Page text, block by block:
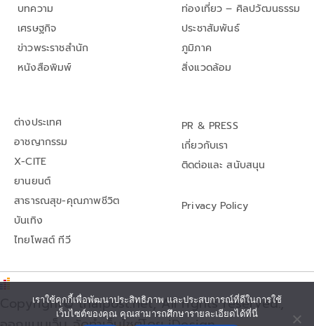
บทความ
เศรษฐกิจ
ข่าวพระราชสำนัก
หนังสือพิมพ์
ท่องเที่ยว – ศิลปวัฒนธรรม
ประชาสัมพันธ์
ภูมิภาค
สิ่งแวดล้อม
ต่างประเทศ
อาชญากรรม
X-CITE
ยานยนต์
สาธารณสุข-คุณภาพชีวิต
บันเทิง
ไทยโพสต์ ทีวี
PR & PRESS
เกี่ยวกับเรา
ติดต่อและ สนับสนุน
Privacy Policy
Copyright© thaipost.net, All rights reserved.,
เราใช้คุกกี้เพื่อพัฒนาประสิทธิภาพ และประสบการณ์ที่ดีในการใช้
เว็บไซต์ของคุณ คุณสามารถศึกษารายละเอียดได้ที่นี่